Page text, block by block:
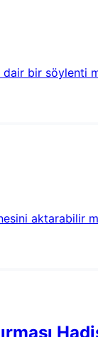
bir söylenti
aktarabilir